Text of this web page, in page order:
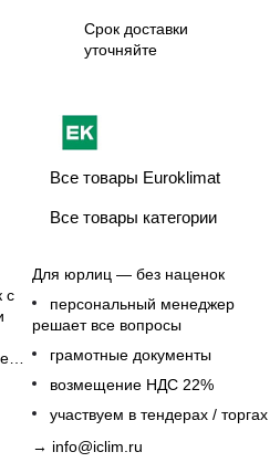
с
Срок доставки
уточняйте
Все товары Euroklimat
Все товары категории
Для юрлиц — без наценок
персональный менеджер
решает все вопросы
грамотные документы
возмещение НДС 22%
участвуем в тендерах / торгах
→ info@iclim.ru